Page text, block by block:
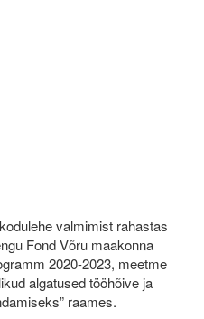
valmimist rahastas
Fond Võru maakonna
2020-2023, meetme
algatused tööhõive ja
raames.